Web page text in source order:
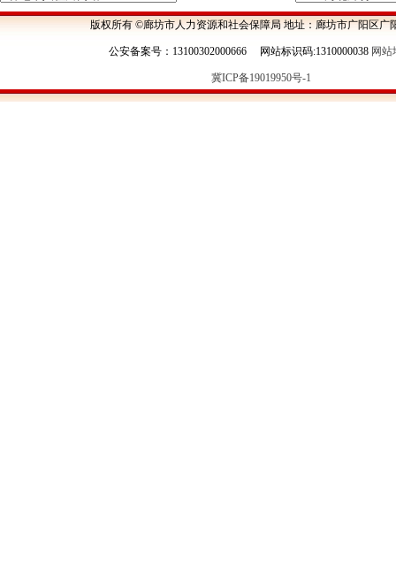
版权所有 ©廊坊市人力资源和社会保障局 地址：廊坊市广阳区广
公安备案号：13100302000666 网站标识码:1310000038 网站
冀ICP备19019950号-1